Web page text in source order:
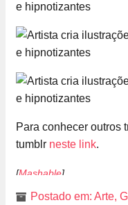
Para conhecer outros
tumblr neste link.
[Mashable]
Postado em: Arte,